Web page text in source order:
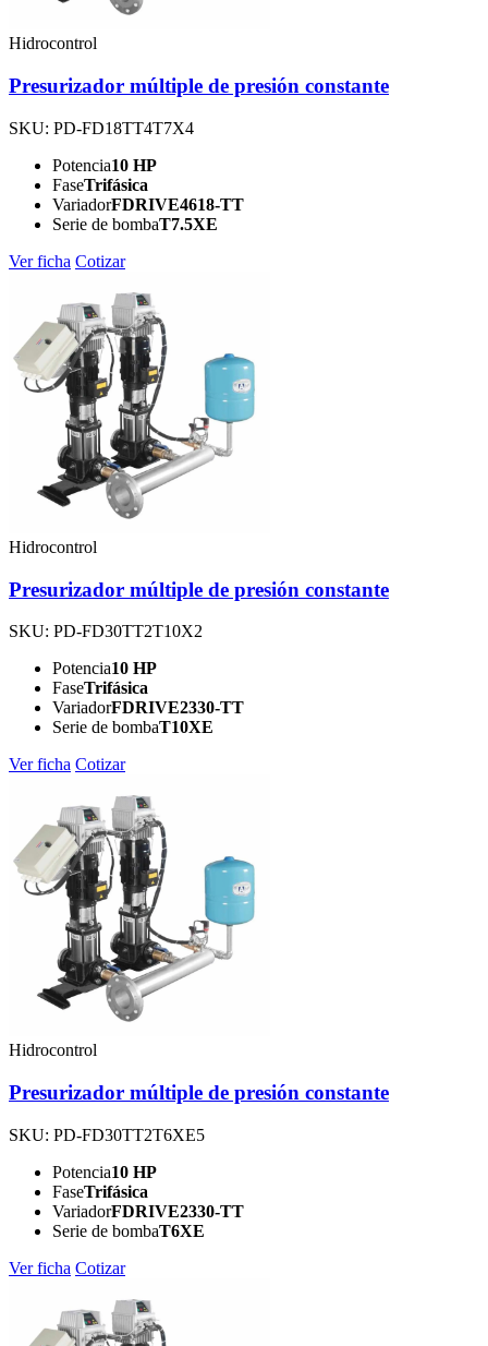
Hidrocontrol
Presurizador múltiple de presión constante
SKU: PD-FD18TT4T7X4
Potencia10 HP
FaseTrifásica
VariadorFDRIVE4618-TT
Serie de bombaT7.5XE
Ver ficha Cotizar
Hidrocontrol
Presurizador múltiple de presión constante
SKU: PD-FD30TT2T10X2
Potencia10 HP
FaseTrifásica
VariadorFDRIVE2330-TT
Serie de bombaT10XE
Ver ficha Cotizar
Hidrocontrol
Presurizador múltiple de presión constante
SKU: PD-FD30TT2T6XE5
Potencia10 HP
FaseTrifásica
VariadorFDRIVE2330-TT
Serie de bombaT6XE
Ver ficha Cotizar